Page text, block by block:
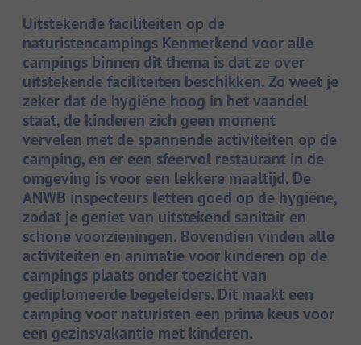
Uitstekende faciliteiten op de
naturistencampings Kenmerkend voor alle
campings binnen dit thema is dat ze over
uitstekende faciliteiten beschikken. Zo weet je
zeker dat de hygiëne hoog in het vaandel
staat, de kinderen zich geen moment
vervelen met de spannende activiteiten op de
camping, en er een sfeervol restaurant in de
omgeving is voor een lekkere maaltijd. De
ANWB inspecteurs letten goed op de hygiëne,
zodat je geniet van uitstekend sanitair en
schone voorzieningen. Bovendien vinden alle
activiteiten en animatie voor kinderen op de
campings plaats onder toezicht van
gediplomeerde begeleiders. Dit maakt een
camping voor naturisten een prima keus voor
een gezinsvakantie met kinderen.